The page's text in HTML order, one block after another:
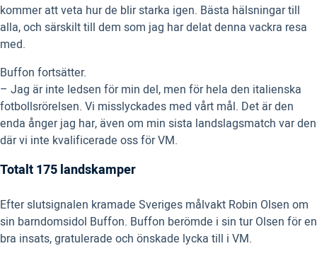
kommer att veta hur de blir starka igen. Bästa hälsningar till
alla, och särskilt till dem som jag har delat denna vackra resa
med.
Buffon fortsätter.
– Jag är inte ledsen för min del, men för hela den italienska
fotbollsrörelsen. Vi misslyckades med vårt mål. Det är den
enda ånger jag har, även om min sista landslagsmatch var den
där vi inte kvalificerade oss för VM.
Totalt 175 landskamper
Efter slutsignalen kramade Sveriges målvakt Robin Olsen om
sin barndomsidol Buffon. Buffon berömde i sin tur Olsen för en
bra insats, gratulerade och önskade lycka till i VM.